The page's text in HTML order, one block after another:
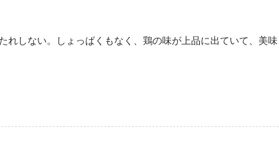
しない。しょっぱくもなく、鶏の味が上品に出ていて、美